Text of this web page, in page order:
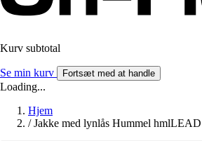
Kurv subtotal
Se min kurv Fortsæt med at handle
Loading...
Hjem
/ Jakke med lynlås Hummel